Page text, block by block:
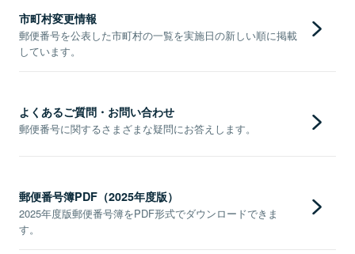
市町村変更情報
郵便番号を公表した市町村の一覧を実施日の新しい順に掲載
しています。
よくあるご質問・お問い合わせ
郵便番号に関するさまざまな疑問にお答えします。
郵便番号簿PDF（2025年度版）
2025年度版郵便番号簿をPDF形式でダウンロードできま
す。